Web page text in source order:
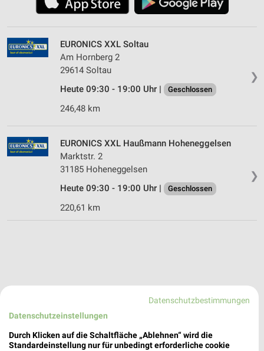
❯
EURONICS XXL Soltau
Am Hornberg 2
29614 Soltau
Heute 09:30 - 19:00 Uhr |
Geschlossen
246,48 km
❯
EURONICS XXL Haußmann Hoheneggelsen
Marktstr. 2
31185 Hoheneggelsen
Heute 09:30 - 19:00 Uhr |
Geschlossen
220,61 km
Datenschutzbestimmungen
Datenschutzeinstellungen
Durch Klicken auf die Schaltfläche „Ablehnen“ wird die
Standardeinstellung nur für unbedingt erforderliche cookie